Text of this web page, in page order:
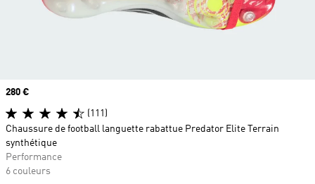
Prix
280 €
(111)
Chaussure de football languette rabattue Predator Elite Terrain
synthétique
Performance
6 couleurs